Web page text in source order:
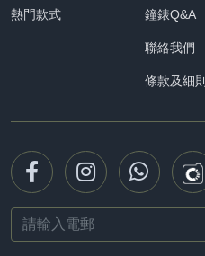
熱門款式 鐘錶Q&A
聯絡我們
條款及細則
Email
address